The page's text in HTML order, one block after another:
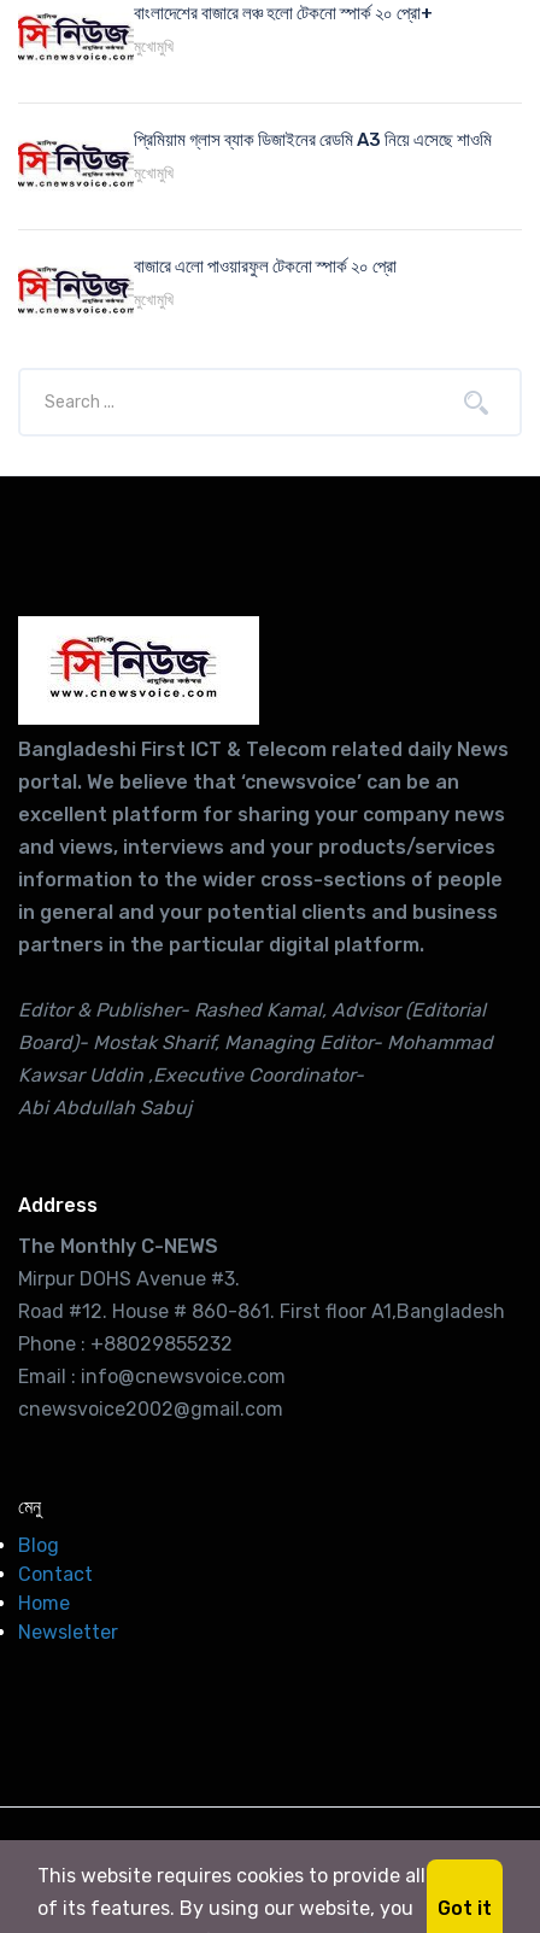
বাংলাদেশের বাজারে লঞ্চ হলো টেকনো স্পার্ক ২০ প্রো+
মুখোমুখি
প্রিমিয়াম গ্লাস ব্যাক ডিজাইনের রেডমি A3 নিয়ে এসেছে শাওমি
মুখোমুখি
বাজারে এলো পাওয়ারফুল টেকনো স্পার্ক ২০ প্রো
মুখোমুখি
Bangladeshi First ICT & Telecom related daily News
portal. We believe that ‘cnewsvoice’ can be an
excellent platform for sharing your company news
and views, interviews and your products/services
information to the wider cross-sections of people
in general and your potential clients and business
partners in the particular digital platform.
Editor & Publisher- Rashed Kamal, Advisor (Editorial
Board)- Mostak Sharif, Managing Editor- Mohammad
Kawsar Uddin ,Executive Coordinator-
Abi Abdullah Sabuj
Address
The Monthly C-NEWS
Mirpur DOHS Avenue #3.
Road #12. House # 860-861. First floor A1,Bangladesh
Phone : +88029855232
Email : info@cnewsvoice.com
cnewsvoice2002@gmail.com
মেনু
Blog
Contact
Home
Newsletter
© 2026 সি নিউজ . All right Reserved
This website requires cookies to provide all
of its features. By using our website, you
Got it